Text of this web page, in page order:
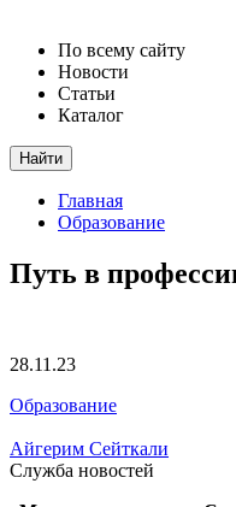
По всему сайту
Новости
Статьи
Каталог
Найти
Главная
Образование
Путь в
28.11.23
Образование
Айгерим Сейткали
Служба новостей